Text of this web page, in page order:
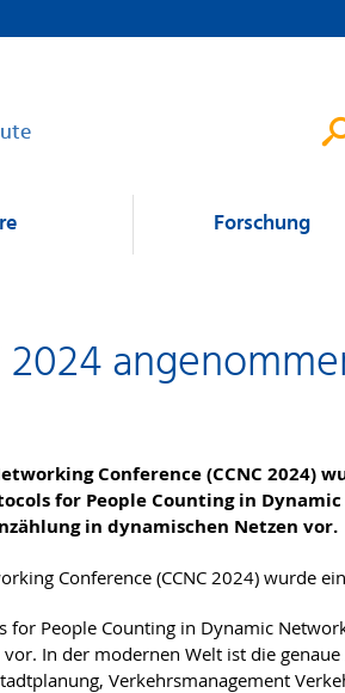
Forschung
2024
Conference (CCNC 2024)
for People Counting in
in dynamischen Netzen vor.
Conference (CCNC 2024) wurde
for People Counting in Dynamic
In der modernen Welt ist die
Verkehrsmanagement